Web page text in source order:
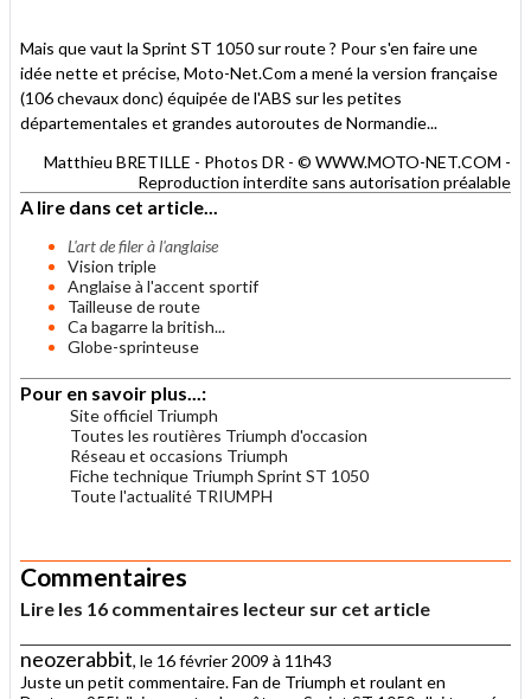
Mais que vaut la Sprint ST 1050 sur route ? Pour s'en faire une
idée nette et précise, Moto-Net.Com a mené la version française
(106 chevaux donc) équipée de l'ABS sur les petites
départementales et grandes autoroutes de Normandie...
Matthieu BRETILLE - Photos DR - © WWW.MOTO-NET.COM -
Reproduction interdite sans autorisation préalable
A lire dans cet article...
L'art de filer à l'anglaise
Vision triple
Anglaise à l'accent sportif
Tailleuse de route
Ca bagarre la british...
Globe-sprinteuse
Pour en savoir plus...:
Site officiel Triumph
Toutes les routières Triumph d'occasion
Réseau et occasions Triumph
Fiche technique Triumph Sprint ST 1050
Toute l'actualité TRIUMPH
Commentaires
Lire les 16 commentaires lecteur sur cet article
neozerabbit, le 16 février 2009 à 11h43
Juste un petit commentaire. Fan de Triumph et roulant en